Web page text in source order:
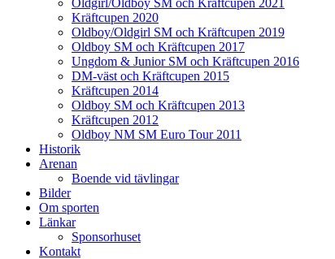
Oldgirl/Oldboy SM och Kräftcupen 2021
Kräftcupen 2020
Oldboy/Oldgirl SM och Kräftcupen 2019
Oldboy SM och Kräftcupen 2017
Ungdom & Junior SM och Kräftcupen 2016
DM-väst och Kräftcupen 2015
Kräftcupen 2014
Oldboy SM och Kräftcupen 2013
Kräftcupen 2012
Oldboy NM SM Euro Tour 2011
Historik
Arenan
Boende vid tävlingar
Bilder
Om sporten
Länkar
Sponsorhuset
Kontakt